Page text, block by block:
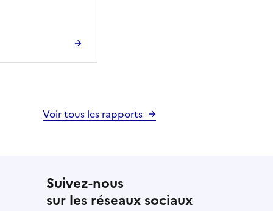
Voir tous les rapports
Suivez-nous
sur les réseaux sociaux